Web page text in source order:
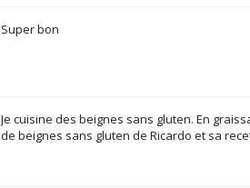
Super bon
Je cuisine des beignes sans gluten. En
de beignes sans gluten de Ricardo et sa